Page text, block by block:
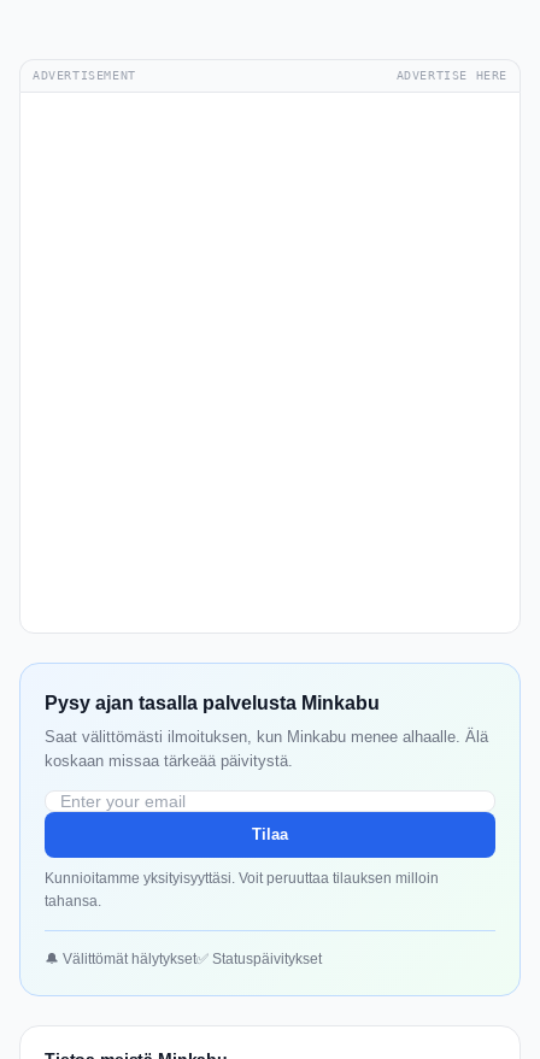
ADVERTISEMENT ADVERTISE HERE
Pysy ajan tasalla palvelusta Minkabu
Saat välittömästi ilmoituksen, kun Minkabu menee alhaalle. Älä
koskaan missaa tärkeää päivitystä.
Tilaa
Kunnioitamme yksityisyyttäsi. Voit peruuttaa tilauksen milloin
tahansa.
🔔 Välittömät hälytykset✅ Statuspäivitykset